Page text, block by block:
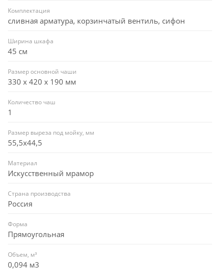
Комплектация
сливная арматура, корзинчатый вентиль, сифон
Ширина шкафа
45 см
Размер основной чаши
330 х 420 х 190 мм
Количество чаш
1
Размер выреза под мойку, мм
55,5x44,5
Материал
Искусственный мрамор
Страна производства
Россия
Форма
Прямоугольная
Объем, м³
0,094 м3